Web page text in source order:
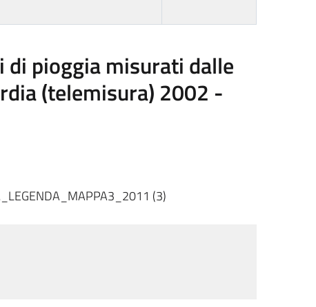
di pioggia misurati dalle
(telemisura) 2002 -